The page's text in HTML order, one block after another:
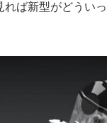
れば新型がどうい